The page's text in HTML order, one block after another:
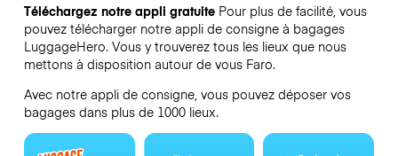
Téléchargez notre appli gratuite Pour plus de facilité, vous
pouvez télécharger notre appli de consigne à bagages
LuggageHero. Vous y trouverez tous les lieux que nous
mettons à disposition autour de vous Faro.
Avec notre appli de consigne, vous pouvez déposer vos
bagages dans plus de 1000 lieux.